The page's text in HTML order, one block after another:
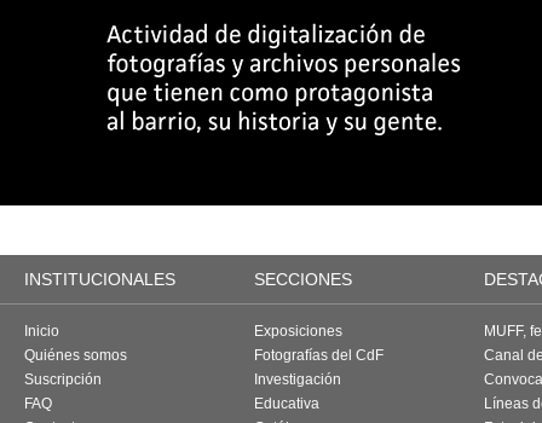
INSTITUCIONALES SECCIONES
Inicio
Quiénes somos
Suscripción
FAQ
Exposiciones
Fotografías del CdF
Investigación
Educativa
MUFF,
Canal
Líneas